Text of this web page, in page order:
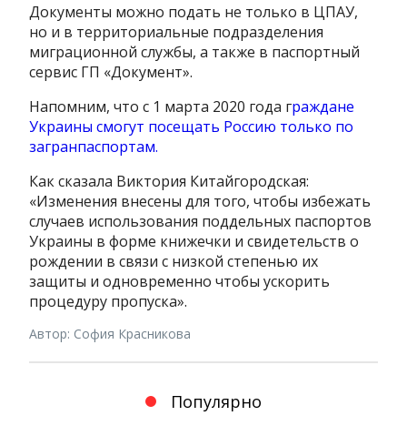
Документы можно подать не только в ЦПАУ,
но и в территориальные подразделения
миграционной службы, а также в паспортный
сервис ГП «Документ».
Напомним, что с 1 марта 2020 года граждане
Украины смогут посещать Россию только по
загранпаспортам.
Как сказала Виктория Китайгородская:
«Изменения внесены для того, чтобы избежать
случаев использования поддельных паспортов
Украины в форме книжечки и свидетельств о
рождении в связи с низкой степенью их
защиты и одновременно чтобы ускорить
процедуру пропуска».
Автор: София Красникова
Популярно